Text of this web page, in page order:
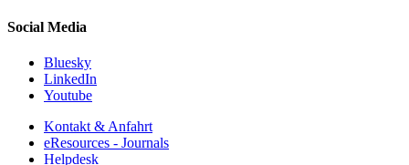
Social Media
Bluesky
LinkedIn
Youtube
Kontakt & Anfahrt
eResources - Journals
Helpdesk